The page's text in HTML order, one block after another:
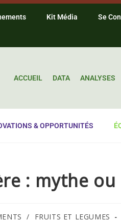
Kit Média Se
ACCUEIL DATA ANALYSES
& OPPORTUNITÉS
: mythe
/ FRUITS ET LEGUMES